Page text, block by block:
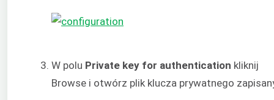
W polu Private key for authentication kliknij
Browse i otwórz plik klucza prywatnego